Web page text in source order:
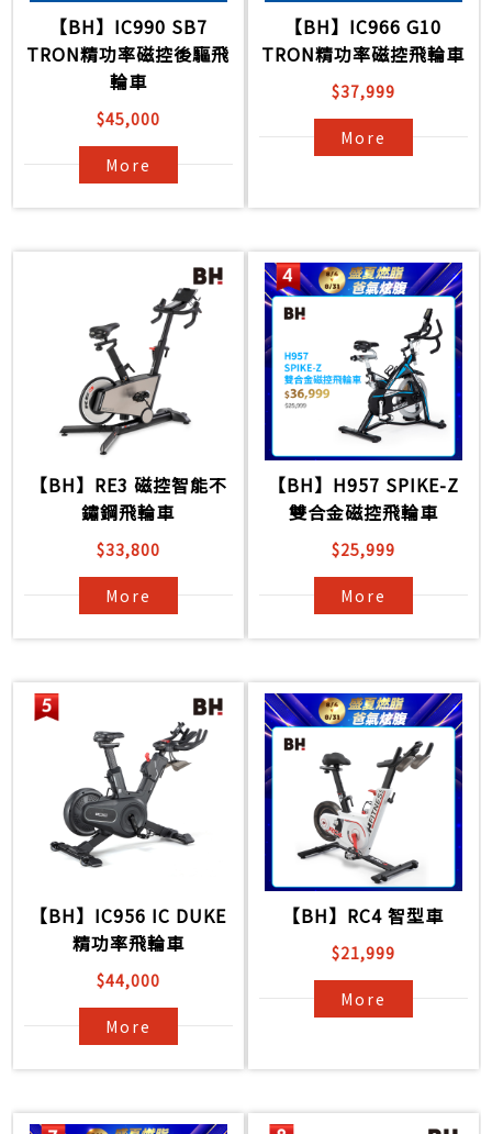
【BH】IC990 SB7
TRON精功率磁控後驅飛
輪車
$45,000
More
【BH】IC966 G10
TRON精功率磁控飛輪車
$37,999
More
【BH】RE3 磁控智能不
鏽鋼飛輪車
$33,800
More
【BH】H957 SPIKE-Z
雙合金磁控飛輪車
$25,999
More
【BH】IC956 IC DUKE
精功率飛輪車
$44,000
More
【BH】RC4 智型車
$21,999
More